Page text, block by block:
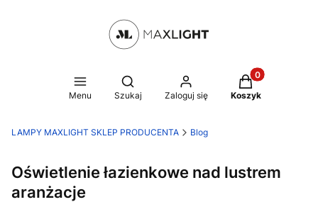
Menu
Otwórz wyszukiwarkę
Szukaj Zaloguj się
Produkty w
Koszyk
LAMPY MAXLIGHT SKLEP PRODUCENTA Blog
Oświetlenie łazienkowe nad lustrem
aranżacje